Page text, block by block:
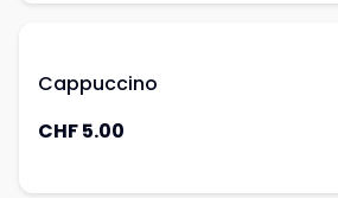
Cappuccino
CHF 5.00